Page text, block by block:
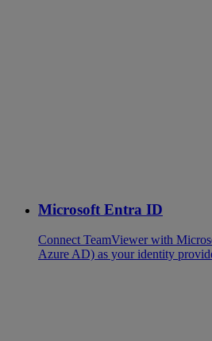
Microsoft Entra ID
Connect TeamViewer with
Azure AD) as your identity